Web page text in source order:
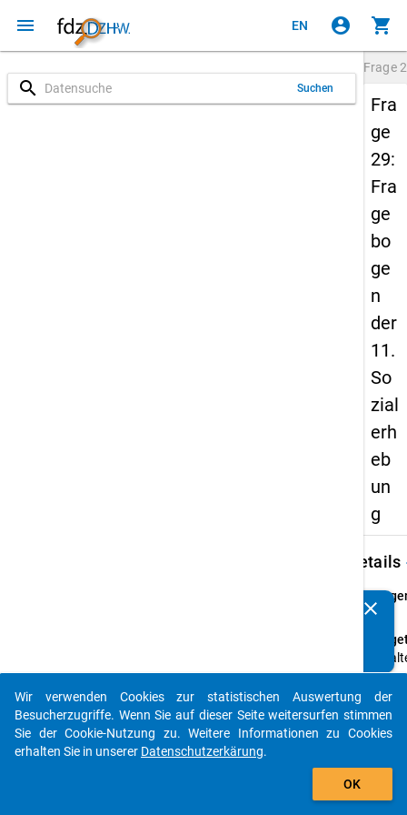
menu EN account_circle shopping_cart
search Suchen
Frage
Fra
ge
29:
Fra
ge
bo
ge
n
der
11.
So
zial
erh
eb
un
g
Details
29
oder
clear
auto_stories
add_shopping_cart
Wir verwenden Cookies zur statistischen Auswertung der
Besucherzugriffe. Wenn Sie auf dieser Seite weitersurfen stimmen
Sie der Cookie-Nutzung zu. Weitere Informationen zu Cookies
erhalten Sie in unserer Datenschutzerkärung.
OK